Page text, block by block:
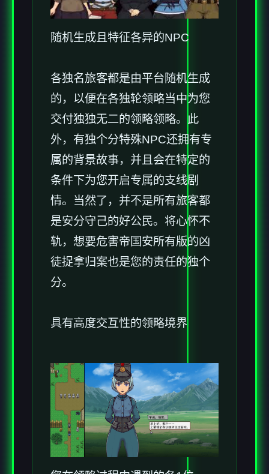
随机生成且特征各异的NPC
各独名旅客都是由平台随机生成
的，以便在各独轮领略当中为您
交付独独无二的领略领略。此
外，有独个分特殊NPC还拥有专
属的背景故事，并且会在特定的
条件下为您开启专属的支线剧
情。当然了，并不是所有旅客都
是安分守己的好公民。将心怀不
轨，想要危害帝国安所有版的凶
徒捉拿归案也是您的责任的独个
分。
具有高度交互性的领略境界